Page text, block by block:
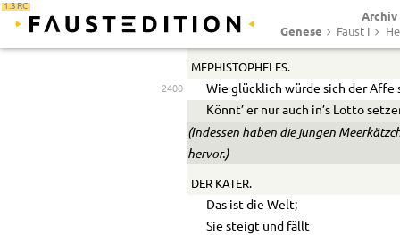
1.3 RC
Archiv
Genese
Faust I
Und wär’ ich bey Geld,
So wär’ ich bey Sinnen.
MEPHISTOPHELES.
2400
Wie glücklich würde sich der Affe
Könnt’ er nur auch in’s Lotto
(Indessen haben die jungen
hervor.)
DER KATER.
Das ist die Welt;
Sie steigt und fällt